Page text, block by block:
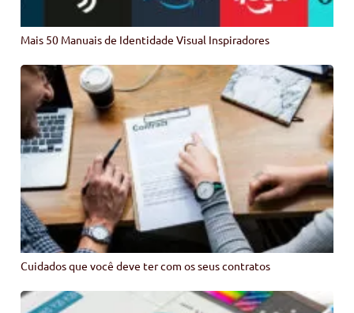
Mais 50 Manuais de Identidade Visual Inspiradores
Cuidados que você deve ter com os seus contratos